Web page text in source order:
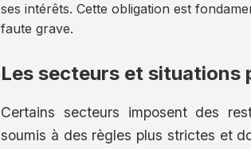
ses intérêts. Cette obligation est
faute grave.
Les secteurs et situations
Certains secteurs imposent des
soumis à des règles plus strictes et